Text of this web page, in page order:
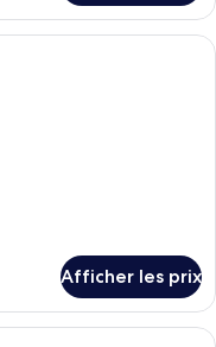
d’hôtel avec une
Afficher les prix
à coucher avec une